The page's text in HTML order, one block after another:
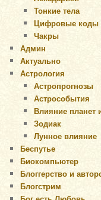
Тонкие тела
Цифровые коды
Чакры
Админ
Актуально
Астрология
Астропрогнозы
Астрособытия
Влияние планет
Зодиак
Лунное влияние
Беспутье
Биокомпьютер
Блоггерство и
Блогстрим